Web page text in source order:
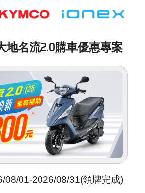
地名流2.0購車優惠專案
08/01-2026/08/31(領牌完成)